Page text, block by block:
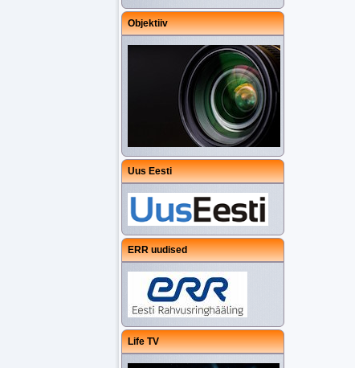
Objektiiv
Uus Eesti
ERR uudised
Life TV